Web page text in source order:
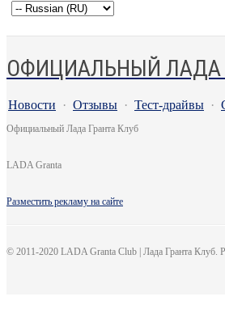
ОФИЦИАЛЬНЫЙ ЛАДА
Новости · Отзывы · Тест-драйвы ·
Официальный Лада Гранта Клуб
LADA Granta
Разместить рекламу на сайте
© 2011-2020 LADA Granta Club | Лада Гранта Клуб.